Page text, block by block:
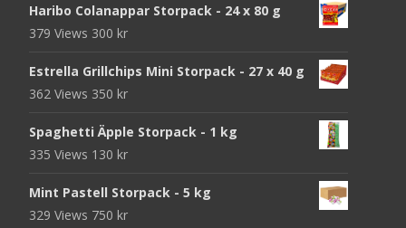
Haribo Colanappar Storpack - 24 x 80 g
379 Views 300 kr
Estrella Grillchips Mini Storpack - 27 x 40 g
362 Views 350 kr
Spaghetti Äpple Storpack - 1 kg
335 Views 130 kr
Mint Pastell Storpack - 5 kg
329 Views 750 kr